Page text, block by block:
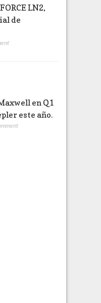
LN2,
de
en Q1
este año.